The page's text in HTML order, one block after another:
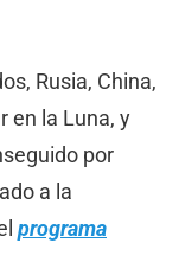
Rusia, China,
en la Luna, y
por
a la
programa